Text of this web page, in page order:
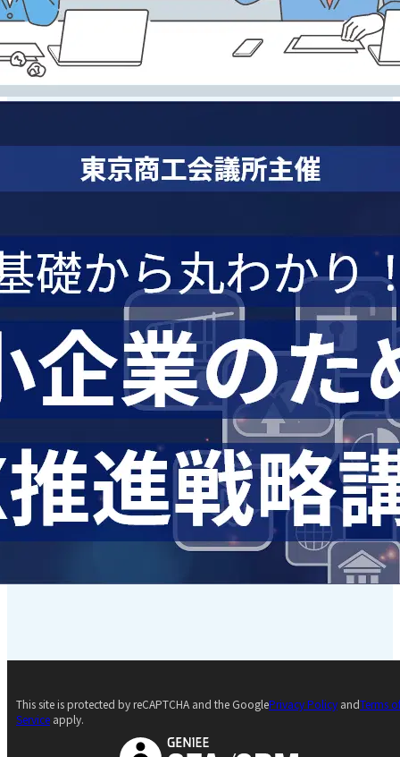
This site is protected by reCAPTCHA and the GooglePrivacy Policy andTerms
Service apply.